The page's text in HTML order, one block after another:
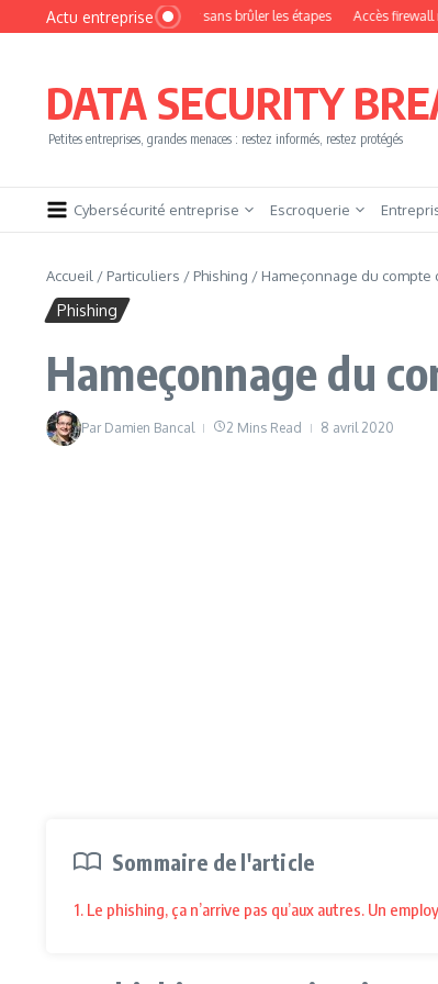
Aller au contenu
Actu entreprise
devenir pentester sans brûler les étapes Accès firewall root à
DATA SECURITY
Petites entreprises, grandes menaces : restez informés, restez protégés
Cybersécurité entreprise Escroquerie
Accueil / Particuliers / Phishing / Hameçonnage du compte
Phishing
Hameçonnage du
Par Damien Bancal 2 Mins Read 8 avril 2020
Sommaire de l'article
1. Le phishing, ça n’arrive pas qu’aux autres. Un